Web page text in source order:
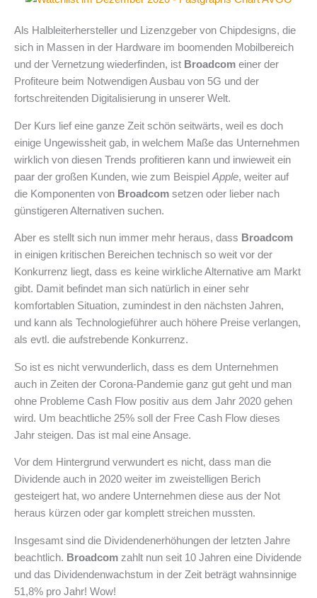
Als Halbleiterhersteller und Lizenzgeber von Chipdesigns, die
sich in Massen in der Hardware im boomenden Mobilbereich
und der Vernetzung wiederfinden, ist Broadcom einer der
Profiteure beim Notwendigen Ausbau von 5G und der
fortschreitenden Digitalisierung in unserer Welt.
Der Kurs lief eine ganze Zeit schön seitwärts, weil es doch
einige Ungewissheit gab, in welchem Maße das Unternehmen
wirklich von diesen Trends profitieren kann und inwieweit ein
paar der großen Kunden, wie zum Beispiel Apple, weiter auf
die Komponenten von Broadcom setzen oder lieber nach
günstigeren Alternativen suchen.
Aber es stellt sich nun immer mehr heraus, dass Broadcom
in einigen kritischen Bereichen technisch so weit vor der
Konkurrenz liegt, dass es keine wirkliche Alternative am Markt
gibt. Damit befindet man sich natürlich in einer sehr
komfortablen Situation, zumindest in den nächsten Jahren,
und kann als Technologieführer auch höhere Preise verlangen,
als evtl. die aufstrebende Konkurrenz.
So ist es nicht verwunderlich, dass es dem Unternehmen
auch in Zeiten der Corona-Pandemie ganz gut geht und man
ohne Probleme Cash Flow positiv aus dem Jahr 2020 gehen
wird. Um beachtliche 25% soll der Free Cash Flow dieses
Jahr steigen. Das ist mal eine Ansage.
Vor dem Hintergrund verwundert es nicht, dass man die
Dividende auch in 2020 weiter im zweistelligen Berich
gesteigert hat, wo andere Unternehmen diese aus der Not
heraus kürzen oder gar komplett streichen mussten.
Insgesamt sind die Dividendenerhöhungen der letzten Jahre
beachtlich. Broadcom zahlt nun seit 10 Jahren eine Dividende
und das Dividendenwachstum in der Zeit beträgt wahnsinnige
51,8% pro Jahr! Wow!